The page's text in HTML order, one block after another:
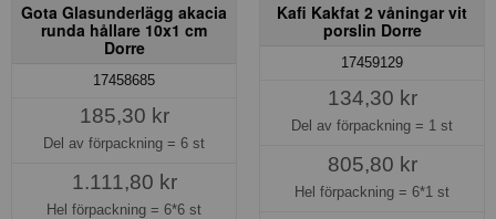
Gota Glasunderlägg akacia
runda hållare 10x1 cm
Dorre
17458685
185,30 kr
Del av förpackning = 6 st
1.111,80 kr
Hel förpackning = 6*6 st
Kafi Kakfat 2 våningar vit
porslin Dorre
17459129
134,30 kr
Del av förpackning = 1 st
805,80 kr
Hel förpackning = 6*1 st